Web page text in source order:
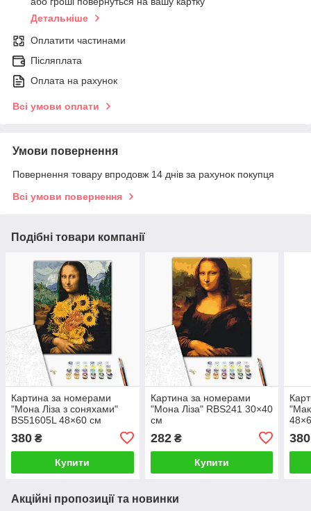
Детальніше
Оплатити частинами
Післяплата
Оплата на рахунок
Всі умови оплати
Умови повернення
Повернення товару впродовж 14 днів за рахунок покупця
Всі умови повернення
Подібні товари компанії
Картина за номерами
"Мона Ліза з соняхами"
BS51605L 48×60 см
380 ₴
Купити
Картина за номерами
"Мона Ліза" RBS241 30×40
см
282₴
Купити
380
Акційні пропозиції та новинки